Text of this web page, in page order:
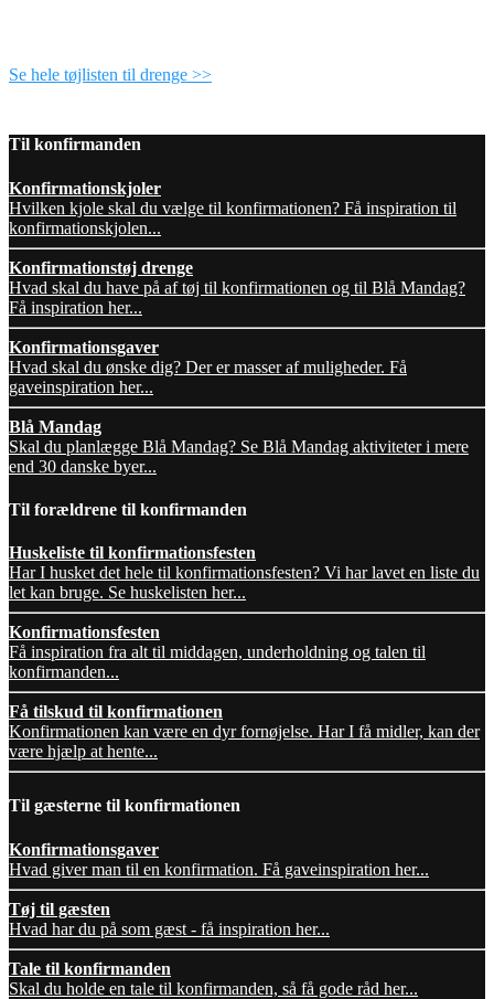
Se hele tøjlisten til drenge >>
Til konfirmanden
Konfirmationskjoler
Hvilken kjole skal du vælge til konfirmationen? Få inspiration til
konfirmationskjolen...
Konfirmationstøj drenge
Hvad skal du have på af tøj til konfirmationen og til Blå Mandag?
Få inspiration her...
Konfirmationsgaver
Hvad skal du ønske dig? Der er masser af muligheder. Få
gaveinspiration her...
Blå Mandag
Skal du planlægge Blå Mandag? Se Blå Mandag aktiviteter i mere
end 30 danske byer...
Til forældrene til konfirmanden
Huskeliste til konfirmationsfesten
Har I husket det hele til konfirmationsfesten? Vi har lavet en liste du
let kan bruge. Se huskelisten her...
Konfirmationsfesten
Få inspiration fra alt til middagen, underholdning og talen til
konfirmanden...
Få tilskud til konfirmationen
Konfirmationen kan være en dyr fornøjelse. Har I få midler, kan der
være hjælp at hente...
Til gæsterne til konfirmationen
Konfirmationsgaver
Hvad giver man til en konfirmation. Få gaveinspiration her...
Tøj til gæsten
Hvad har du på som gæst - få inspiration her...
Tale til konfirmanden
Skal du holde en tale til konfirmanden, så få gode råd her...